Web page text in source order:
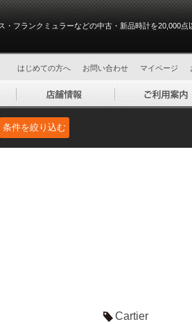
・フランクミュラーなどの中古・新品時計を20,000点
はじめての方へ お問い合わせ マイページ
条件を絞り込む
Cartier